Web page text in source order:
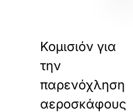
Κομισιόν για
την
παρενόχληση
αεροσκάφους